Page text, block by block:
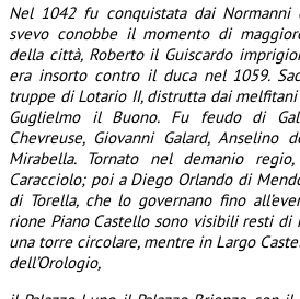
Nel 1042 fu conquistata dai
svevo conobbe il momento di
della città, Roberto il Guiscardo
era insorto contro il duca nel 1059.
truppe di Lotario II, distrutta dai
Guglielmo il Buono. Fu feudo di
Chevreuse, Giovanni Galard, Anselino
Mirabella. Tornato nel demanio
Caracciolo; poi a Diego Orlando di
di Torella, che lo governano fino
rione Piano Castello sono visibili resti di
una torre circolare, mentre in Largo
dell’Orologio,